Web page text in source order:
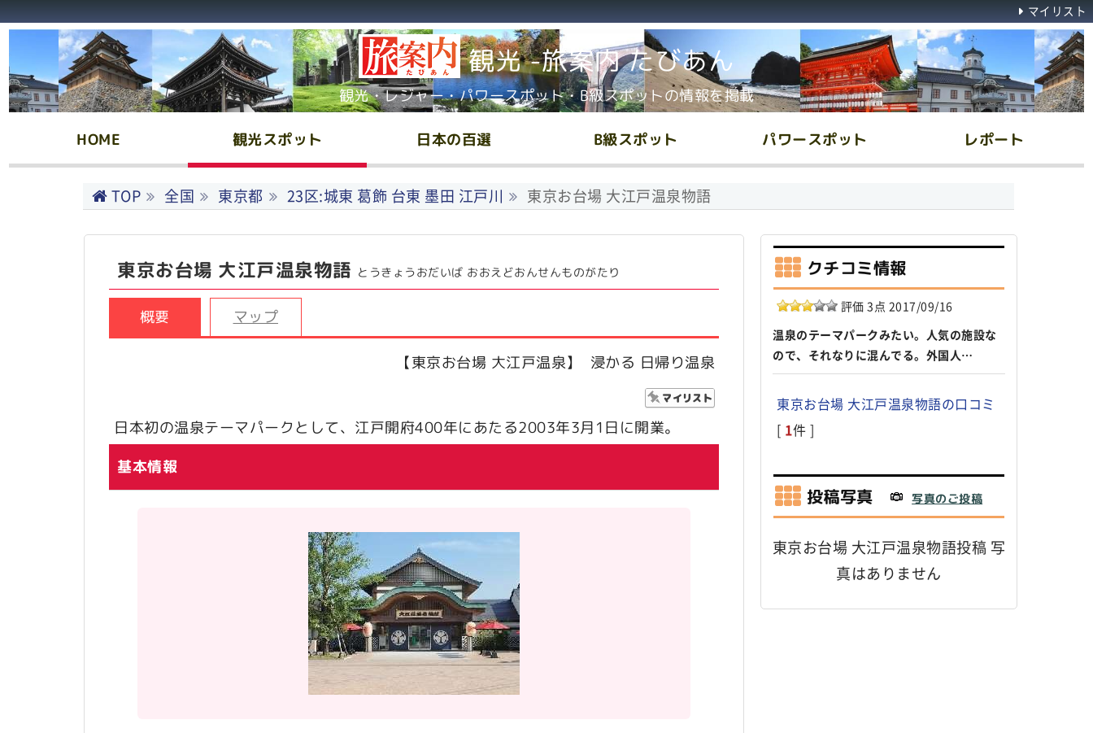
観光 -旅案内 たびあん
観光・レジャー・パワースポット・B級スポットの情報を掲載
HOME 観光スポット 日本の百選 B級スポット パワースポット レポート
マイリスト
TOP 全国 東京都 23区:城東 葛飾 台東 墨田 江戸川 東京お台場 大江戸温泉物語
東京お台場 大江戸温泉物語 とうきょうおだいば おおえどおんせんものがたり
概要 マップ
【東京お台場 大江戸温泉】 浸かる 日帰り温泉
日本初の温泉テーマパークとして、江戸開府400年にあたる2003年3月1日に開業。
基本情報
クチコミ情報
評価 3点 2017/09/16
温泉のテーマパークみたい。人気の施設な
ので、それなりに混んでる。外国人…
東京お台場 大江戸温泉物語の口コミ
[ 1件 ]
投稿写真 写真のご投稿
東京お台場 大江戸温泉物語投稿 写
真はありません